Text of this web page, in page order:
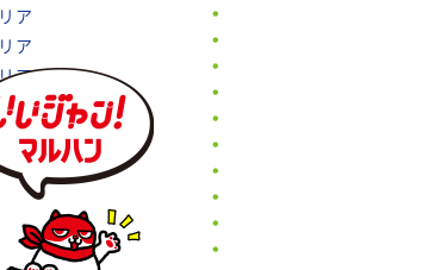
ア
ア
ア
ア
縄エリア
り組み